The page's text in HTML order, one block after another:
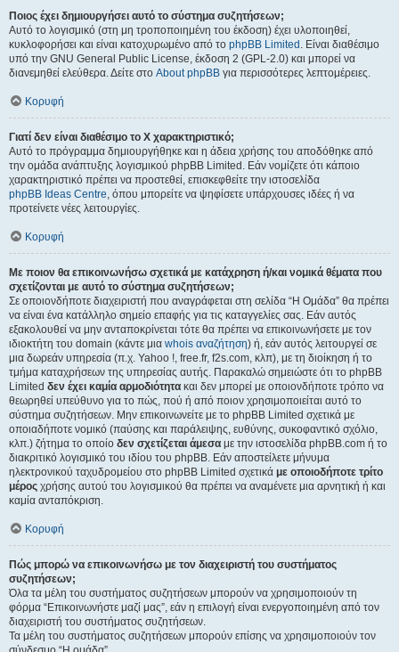
Ποιος έχει δημιουργήσει αυτό το σύστημα συζητήσεων;
Αυτό το λογισμικό (στη μη τροποποιημένη του έκδοση) έχει υλοποιηθεί,
κυκλοφορήσει και είναι κατοχυρωμένο από το phpBB Limited . Είναι διαθέσιμο
υπό την GNU General Public License, έκδοση 2 (GPL-2.0) και μπορεί να
διανεμηθεί ελεύθερα. Δείτε στο About phpBB για περισσότερες λεπτομέρειες.
Κορυφή
Γιατί δεν είναι διαθέσιμο το Χ χαρακτηριστικό;
Αυτό το πρόγραμμα δημιουργήθηκε και η άδεια χρήσης του αποδόθηκε από
την ομάδα ανάπτυξης λογισμικού phpBB Limited. Εάν νομίζετε ότι κάποιο
χαρακτηριστικό πρέπει να προστεθεί, επισκεφθείτε την ιστοσελίδα
phpBB Ideas Centre, όπου μπορείτε να ψηφίσετε υπάρχουσες ιδέες ή να
προτείνετε νέες λειτουργίες.
Κορυφή
Με ποιον θα επικοινωνήσω σχετικά με κατάχρηση ή/και νομικά θέματα που
σχετίζονται με αυτό το σύστημα συζητήσεων;
Σε οποιονδήποτε διαχειριστή που αναγράφεται στη σελίδα “Η Ομάδα” θα πρέπει
να είναι ένα κατάλληλο σημείο επαφής για τις καταγγελίες σας. Εάν αυτός
εξακολουθεί να μην ανταποκρίνεται τότε θα πρέπει να επικοινωνήσετε με τον
ιδιοκτήτη του domain (κάντε μια whois αναζήτηση) ή, εάν αυτός λειτουργεί σε
μια δωρεάν υπηρεσία (π.χ. Yahoo !, free.fr, f2s.com, κλπ), με τη διοίκηση ή το
τμήμα καταχρήσεων της υπηρεσίας αυτής. Παρακαλώ σημειώστε ότι το phpBB
Limited δεν έχει καμία αρμοδιότητα και δεν μπορεί με οποιονδήποτε τρόπο να
θεωρηθεί υπεύθυνο για το πώς, πού ή από ποιον χρησιμοποιείται αυτό το
σύστημα συζητήσεων. Μην επικοινωνείτε με το phpBB Limited σχετικά με
οποιαδήποτε νομικό (παύσης και παράλειψης, ευθύνης, συκοφαντικό σχόλιο,
κλπ.) ζήτημα το οποίο δεν σχετίζεται άμεσα με την ιστοσελίδα phpBB.com ή το
διακριτικό λογισμικό του ιδίου του phpBB. Εάν αποστείλετε μήνυμα
ηλεκτρονικού ταχυδρομείου στο phpBB Limited σχετικά με οποιοδήποτε τρίτο
μέρος χρήσης αυτού του λογισμικού θα πρέπει να αναμένετε μια αρνητική ή και
καμία ανταπόκριση.
Κορυφή
Πώς μπορώ να επικοινωνήσω με τον διαχειριστή του συστήματος
συζητήσεων;
Όλα τα μέλη του συστήματος συζητήσεων μπορούν να χρησιμοποιούν τη
φόρμα “Επικοινωνήστε μαζί μας”, εάν η επιλογή είναι ενεργοποιημένη από τον
διαχειριστή του συστήματος συζητήσεων.
Τα μέλη του συστήματος συζητήσεων μπορούν επίσης να χρησιμοποιούν τον